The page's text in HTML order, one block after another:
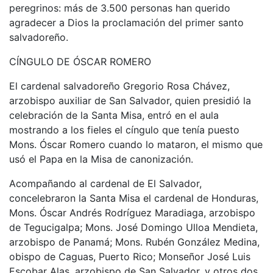
peregrinos: más de 3.500 personas han querido
agradecer a Dios la proclamación del primer santo
salvadoreño.
CÍNGULO DE ÓSCAR ROMERO
El cardenal salvadoreño Gregorio Rosa Chávez,
arzobispo auxiliar de San Salvador, quien presidió la
celebración de la Santa Misa, entró en el aula
mostrando a los fieles el cíngulo que tenía puesto
Mons. Óscar Romero cuando lo mataron, el mismo que
usó el Papa en la Misa de canonización.
Acompañando al cardenal de El Salvador,
concelebraron la Santa Misa el cardenal de Honduras,
Mons. Óscar Andrés Rodríguez Maradiaga, arzobispo
de Tegucigalpa; Mons. José Domingo Ulloa Mendieta,
arzobispo de Panamá; Mons. Rubén González Medina,
obispo de Caguas, Puerto Rico; Monseñor José Luis